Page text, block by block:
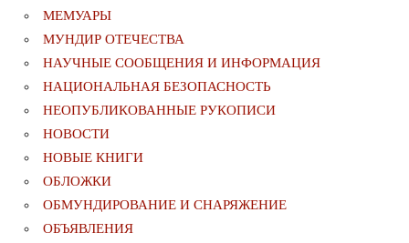
МЕМУАРЫ
МУНДИР ОТЕЧЕСТВА
НАУЧНЫЕ СООБЩЕНИЯ И ИНФОРМАЦИЯ
НАЦИОНАЛЬНАЯ БЕЗОПАСНОСТЬ
НЕОПУБЛИКОВАННЫЕ РУКОПИСИ
НОВОСТИ
НОВЫЕ КНИГИ
ОБЛОЖКИ
ОБМУНДИРОВАНИЕ И СНАРЯЖЕНИЕ
ОБЪЯВЛЕНИЯ